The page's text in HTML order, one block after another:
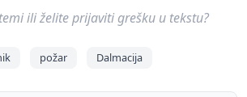
ili želite prijaviti grešku u tekstu?
požar Dalmacija